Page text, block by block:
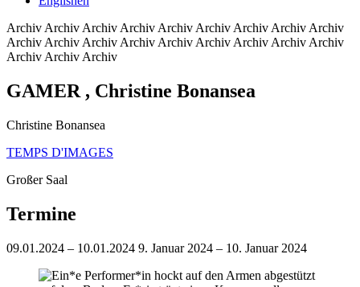
Archiv Archiv Archiv Archiv Archiv Archiv Archiv Archiv Archiv
Archiv Archiv Archiv Archiv Archiv Archiv Archiv Archiv Archiv
Archiv Archiv Archiv
GAMER , Christine Bonansea
Christine Bonansea
TEMPS D'IMAGES
Großer Saal
Termine
09.01.2024 – 10.01.2024 9. Januar 2024 – 10. Januar 2024